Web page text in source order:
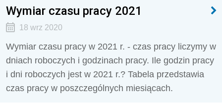
Wymiar czasu pracy 2021
18 wrz 2020
Wymiar czasu pracy w 2021 r. - czas pracy liczymy w
dniach roboczych i godzinach pracy. Ile godzin pracy
i dni roboczych jest w 2021 r.? Tabela przedstawia
czas pracy w poszczególnych miesiącach.